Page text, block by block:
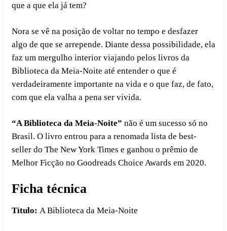
que a que ela já tem?
Nora se vê na posição de voltar no tempo e desfazer
algo de que se arrepende. Diante dessa possibilidade, ela
faz um mergulho interior viajando pelos livros da
Biblioteca da Meia-Noite até entender o que é
verdadeiramente importante na vida e o que faz, de fato,
com que ela valha a pena ser vivida.
“A Biblioteca da Meia-Noite” não é um sucesso só no
Brasil. O livro entrou para a renomada lista de best-
seller do The New York Times e ganhou o prêmio de
Melhor Ficção no Goodreads Choice Awards em 2020.
Ficha técnica
Título: A Biblioteca da Meia-Noite